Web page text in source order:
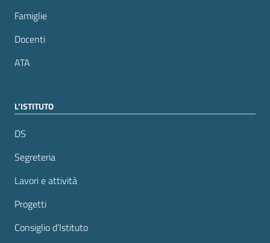
Famiglie
Docenti
ATA
L’ISTITUTO
DS
Segreteria
Lavori e attività
Progetti
Consiglio d’Istituto